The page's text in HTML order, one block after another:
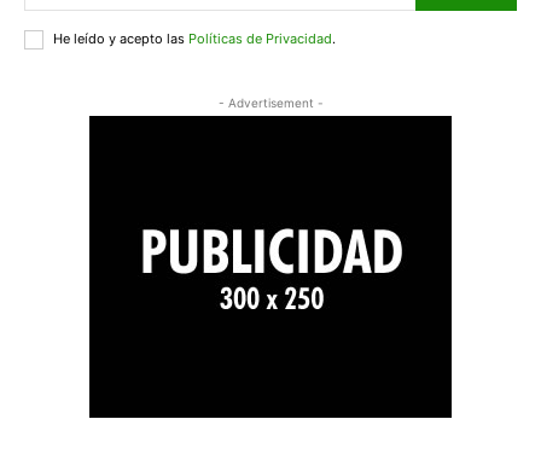
He leído y acepto las Políticas de Privacidad.
- Advertisement -